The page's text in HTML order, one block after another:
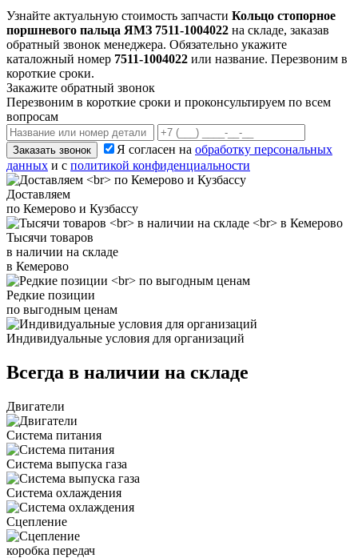
Узнайте актуальную стоимость запчасти Кольцо стопорное
поршневого пальца ЯМЗ 7511-1004022 на складе, заказав
обратный звонок менеджера. Обязательно укажите
каталожный номер 7511-1004022 или название. Перезвоним в
короткие сроки.
Закажите обратный звонок
Перезвоним в короткие сроки и проконсультируем по всем
вопросам
Заказать звонок Я согласен на обработку персональных
данных и с политикой конфиденциальности
Доставляем
по Кемерово и Кузбассу
Тысячи товаров
в наличии на складе
в Кемерово
Редкие позиции
по выгодным ценам
Индивидуальные условия для организаций
Всегда в наличии на складе
Двигатели
Система питания
Система выпуска газа
Система охлаждения
Сцепление
коробка передач